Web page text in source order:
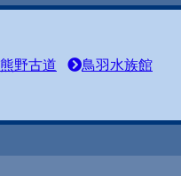
熊野古道
鳥羽水族館